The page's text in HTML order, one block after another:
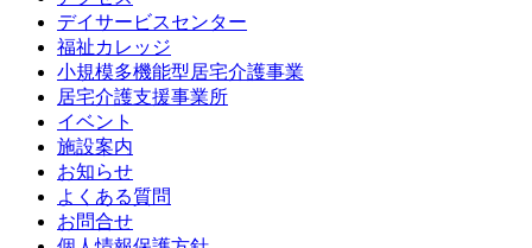
デイサービスセンター
福祉カレッジ
小規模多機能型居宅介護事業
居宅介護支援事業所
イベント
施設案内
お知らせ
よくある質問
お問合せ